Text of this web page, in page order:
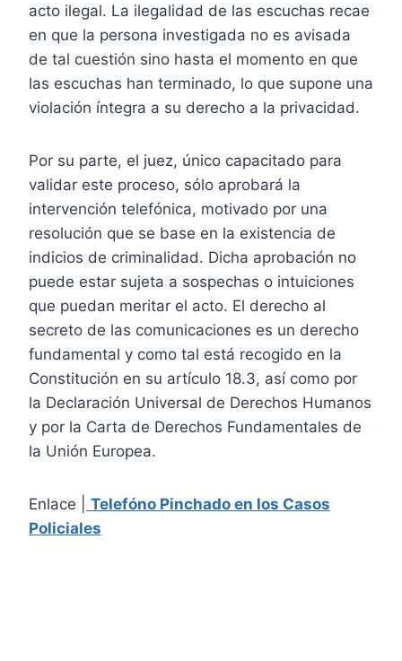
acto ilegal. La ilegalidad de las escuchas recae
en que la persona investigada no es avisada
de tal cuestión sino hasta el momento en que
las escuchas han terminado, lo que supone una
violación íntegra a su derecho a la privacidad.
Por su parte, el juez, único capacitado para
validar este proceso, sólo aprobará la
intervención telefónica, motivado por una
resolución que se base en la existencia de
indicios de criminalidad. Dicha aprobación no
puede estar sujeta a sospechas o intuiciones
que puedan meritar el acto. El derecho al
secreto de las comunicaciones es un derecho
fundamental y como tal está recogido en la
Constitución en su artículo 18.3, así como por
la Declaración Universal de Derechos Humanos
y por la Carta de Derechos Fundamentales de
la Unión Europea.
Enlace |
Telefóno Pinchado en los Casos
Policiales